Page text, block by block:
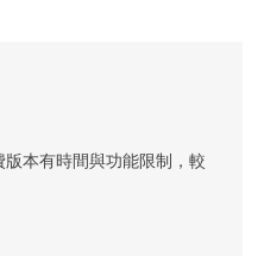
本有時間與功能限制，較